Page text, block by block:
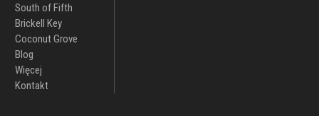
South of Fifth
Brickell Key
Coconut Grove
Blog
Więcej
Kontakt